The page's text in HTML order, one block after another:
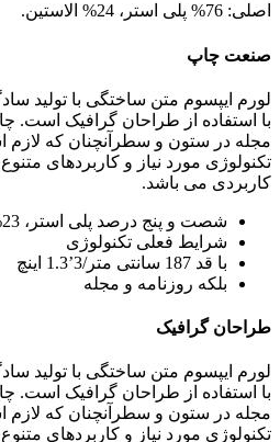
اصلی: 76% پلی استر، 24% الاستین.
صنعت چاپ
لورم ایپسوم متن ساختگی با تولید
با استفاده از طراحان گرافیک است.
مجله در ستون و سطرآنچنان که
تکنولوژی مورد نیاز و کاربردهای
کاربردی می باشد.
شصت و پنج درصد پلی استر، 23% الاستین
شرایط فعلی تکنولوژی
با قد 187 سانتی متر/3’1.3 اینچ
بلکه روزنامه و مجله
طراحان گرافیک
لورم ایپسوم متن ساختگی با تولید
با استفاده از طراحان گرافیک است.
مجله در ستون و سطرآنچنان که
تکنولوژی مورد نیاز و کاربردهای